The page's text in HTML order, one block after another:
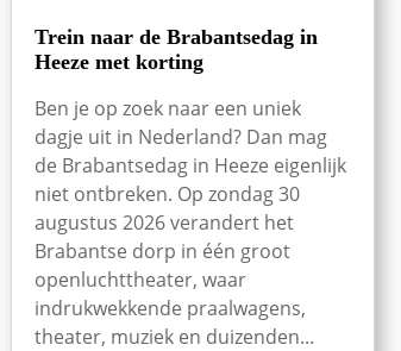
Trein naar de Brabantsedag in
Heeze met korting
Ben je op zoek naar een uniek
dagje uit in Nederland? Dan mag
de Brabantsedag in Heeze eigenlijk
niet ontbreken. Op zondag 30
augustus 2026 verandert het
Brabantse dorp in één groot
openluchttheater, waar
indrukwekkende praalwagens,
theater, muziek en duizenden...